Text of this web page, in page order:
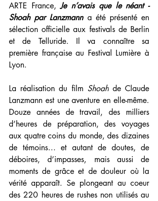
ARTE France, Je n’avais que le néant -
Shoah par Lanzmann a été présenté en
sélection officielle aux festivals de Berlin
et de Telluride. Il va connaître sa
première française au Festival Lumière à
Lyon.
La réalisation du film Shoah de Claude
Lanzmann est une aventure en elle-même.
Douze années de travail, des milliers
d’heures de préparation, des voyages
aux quatre coins du monde, des dizaines
de témoins… et autant de doutes, de
déboires, d’impasses, mais aussi de
moments de grâce et de douleur où la
vérité apparaît. Se plongeant au coeur
des 220 heures de rushes non utilisés au